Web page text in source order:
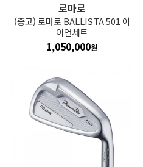
로마로
(중고) 로마로 BALLISTA 501 아
이언세트
1,050,000원